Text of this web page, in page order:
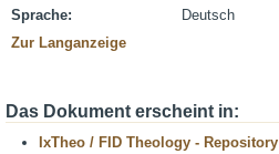
Sprache:
Deutsch
Zur Langanzeige
Das Dokument erscheint in:
IxTheo / FID Theology - Repository